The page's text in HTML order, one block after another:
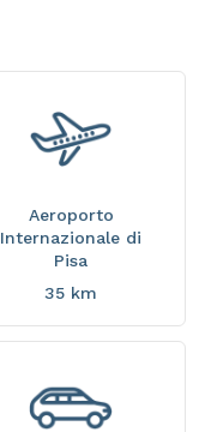
Aeroporto
Internazionale di
Pisa
35 km